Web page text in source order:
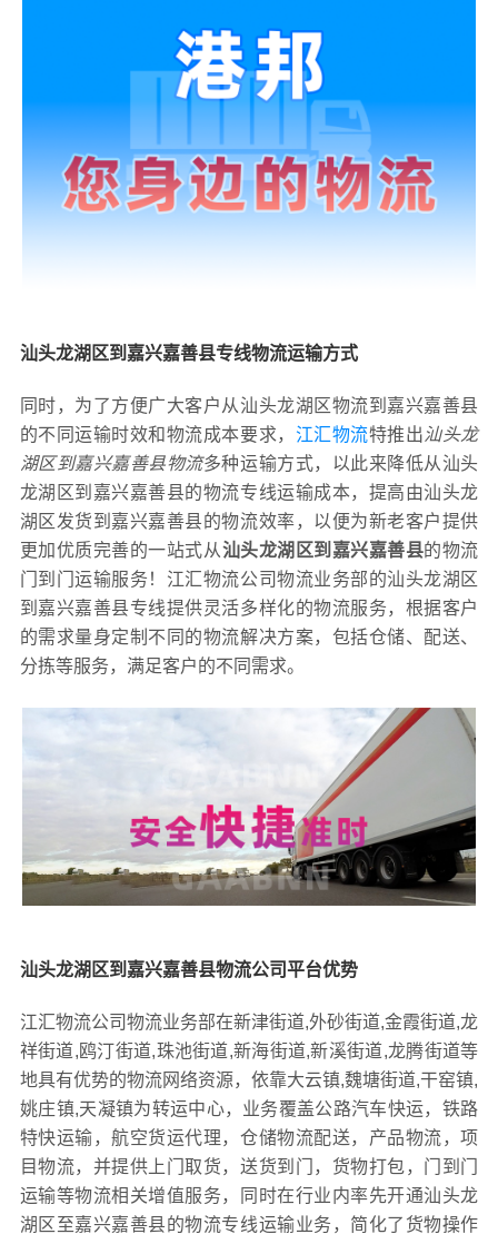
汕头龙湖区到嘉兴嘉善县专线物流运输方式
同时，为了方便广大客户从汕头龙湖区物流到嘉兴嘉善县
的不同运输时效和物流成本要求， 江汇物流特推出汕头龙
湖区到嘉兴嘉善县物流多种运输方式，以此来降低从汕头
龙湖区到嘉兴嘉善县的物流专线运输成本，提高由汕头龙
湖区发货到嘉兴嘉善县的物流效率，以便为新老客户提供
更加优质完善的一站式从汕头龙湖区到嘉兴嘉善县的物流
门到门运输服务！江汇物流公司物流业务部的汕头龙湖区
到嘉兴嘉善县专线提供灵活多样化的物流服务，根据客户
的需求量身定制不同的物流解决方案，包括仓储、配送、
分拣等服务，满足客户的不同需求。
汕头龙湖区到嘉兴嘉善县物流公司平台优势
江汇物流公司物流业务部在新津街道,外砂街道,金霞街道,龙
祥街道,鸥汀街道,珠池街道,新海街道,新溪街道,龙腾街道等
地具有优势的物流网络资源，依靠大云镇,魏塘街道,干窑镇,
姚庄镇,天凝镇为转运中心，业务覆盖公路汽车快运，铁路
特快运输，航空货运代理，仓储物流配送，产品物流，项
目物流，并提供上门取货，送货到门，货物打包，门到门
运输等物流相关增值服务，同时在行业内率先开通汕头龙
湖区至嘉兴嘉善县的物流专线运输业务，简化了货物操作